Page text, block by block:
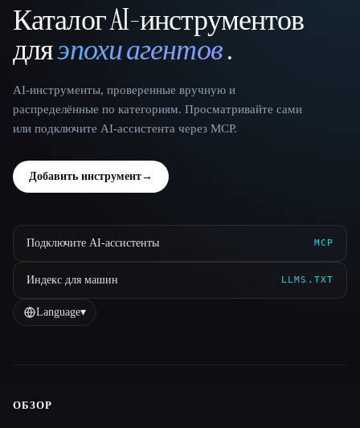
That AI Collection
Каталог AI-инструментов
дляэпохи агентов.
AI-инструменты, проверенные вручную и
распределённые по категориям. Просматривайте сами
или подключите AI-ассистента через MCP.
Добавить инструмент→
Подключите AI-ассистенты MCP
Индекс для машин LLMS.TXT
Language▾
Site navigation
ОБЗОР